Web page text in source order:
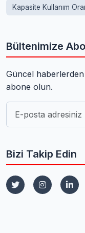
Kapasite Kullanım
Bültenimize
Güncel
abone olun.
Bizi Takip Edin